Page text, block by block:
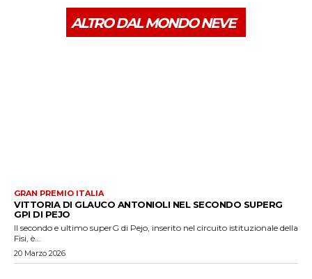
ALTRO DAL MONDO NEVE
GRAN PREMIO ITALIA
VITTORIA DI GLAUCO ANTONIOLI NEL SECONDO SUPERG
GPI DI PEJO
Il secondo e ultimo superG di Pejo, inserito nel circuito istituzionale della
Fisi, è...
20 Marzo 2026